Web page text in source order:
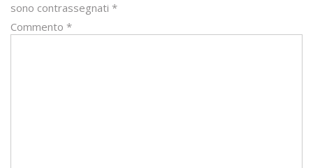
sono contrassegnati *
Commento *